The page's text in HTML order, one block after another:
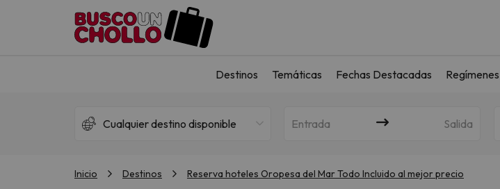
Destinos Temáticas Fechas Destacadas Regímenes
Cualquier destino disponible Entrada Salida
Inicio Destinos Reserva hoteles Oropesa del Mar Todo Incluido al mejor precio